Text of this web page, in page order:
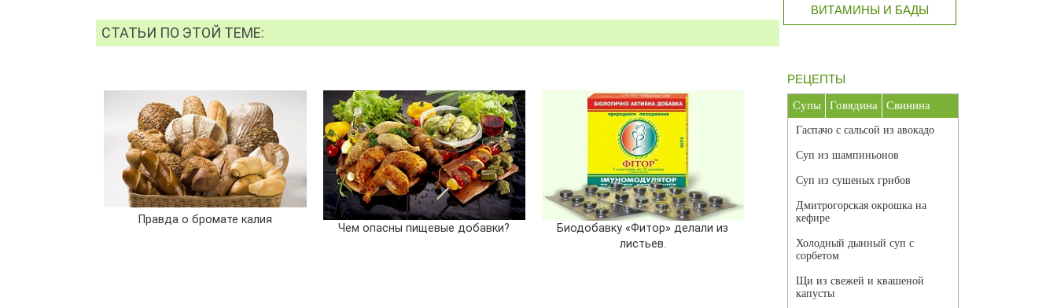
СТАТЬИ ПО ЭТОЙ ТЕМЕ:
Правда о бромате калия
Чем опасны пищевые добавки?
Биодобавку «Фитор» делали из
листьев.
ВИТАМИНЫ И БАДЫ
РЕЦЕПТЫ
Супы Говядина Свинина
Гаспачо с сальсой из авокадо
Суп из шампиньонов
Суп из сушеных грибов
Дмитрогорская окрошка на
кефире
Холодный дынный суп с
сорбетом
Щи из свежей и квашеной
капусты